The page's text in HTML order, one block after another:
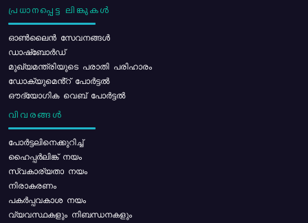
പ്രധാനപ്പെട്ട ലിങ്കുകൾ
ഓൺലൈൻ സേവനങ്ങൾ
ഡാഷ്ബോർഡ്
മുഖ്യമന്ത്രിയുടെ പരാതി പരിഹാരം
ഡോക്യുമെൻ്റ് പോർട്ടൽ
ഔദ്യോഗിക വെബ് പോർട്ടൽ
വിവരങ്ങൾ
പോര്‍ട്ടലിനെക്കുറിച്ച്
ഹൈപ്പർലിങ്ക് നയം
സ്വകാര്യതാ നയം
നിരാകരണം
പകർപ്പവകാശ നയം
വ്യവസ്ഥകളും നിബന്ധനകളും